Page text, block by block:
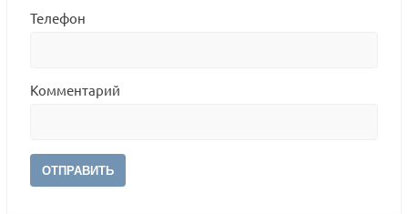
Телефон
Комментарий
ОТПРАВИТЬ